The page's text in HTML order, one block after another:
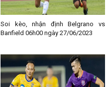
Soi kèo, nhận định Belgrano vs
Banfield 06h00 ngày 27/06/2023